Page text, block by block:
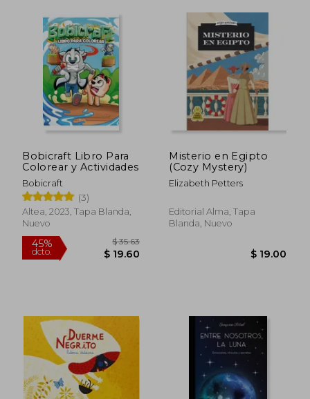
50%
dcto.
$ 41.63
$ 20.82
50%
dcto.
Bobicraft Libro Para
Colorear y Actividades
Bobicraft
(3)
Altea, 2023, Tapa Blanda,
Nuevo
Misterio en Egipto
(Cozy Mystery)
Elizabeth Petters
Editorial Alma, Tapa
Blanda, Nuevo